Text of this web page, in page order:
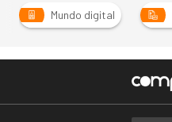
Mundo digital